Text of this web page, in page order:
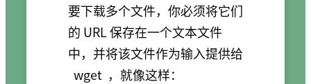
要下载多个文件，你必须将它们
的 URL 保存在一个文本文件
中，并将该文件作为输入提供给
wget ，就像这样：